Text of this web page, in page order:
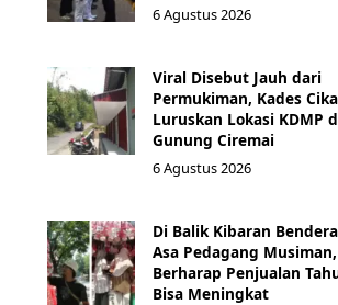
6 Agustus 2026
Viral Disebut Jauh dari
Permukiman, Kades
Luruskan Lokasi KDMP
Gunung Ciremai
6 Agustus 2026
Di Balik Kibaran
Asa Pedagang Musiman,
Berharap Penjualan
Bisa Meningkat